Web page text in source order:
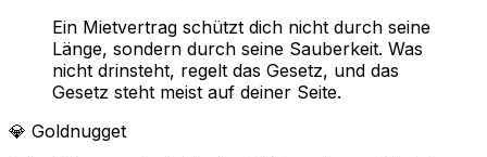
Ein Mietvertrag schützt dich nicht durch seine
Länge, sondern durch seine Sauberkeit. Was
nicht drinsteht, regelt das Gesetz, und das
Gesetz steht meist auf deiner Seite.
💎 Goldnugget